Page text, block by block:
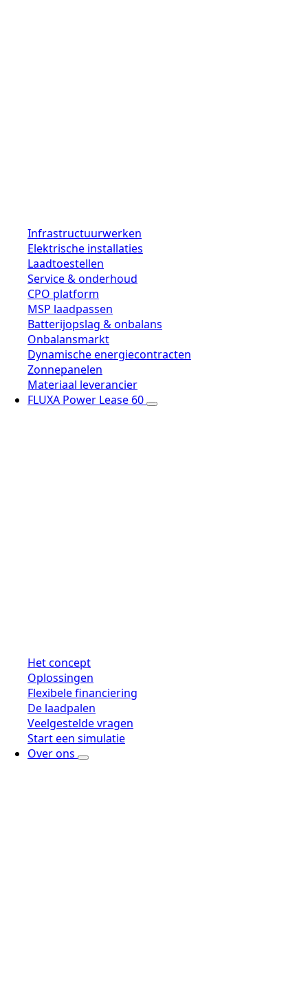
Infrastructuurwerken
Elektrische installaties
Laadtoestellen
Service & onderhoud
CPO platform
MSP laadpassen
Batterijopslag & onbalans
Onbalansmarkt
Dynamische energiecontracten
Zonnepanelen
Materiaal leverancier
FLUXA Power Lease 60
Het concept
Oplossingen
Flexibele financiering
De laadpalen
Veelgestelde vragen
Start een simulatie
Over ons